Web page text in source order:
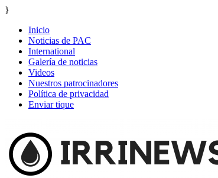
}
Inicio
Noticias de PAC
International
Galería de noticias
Videos
Nuestros patrocinadores
Política de privacidad
Enviar tique